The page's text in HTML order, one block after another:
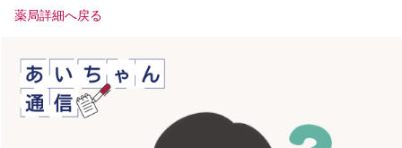
薬局詳細へ戻る